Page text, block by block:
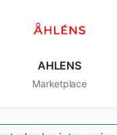
AHLENS
Marketplace